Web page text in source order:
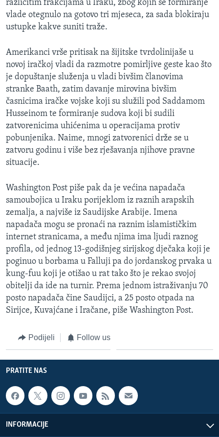
MAGAZIN
O GLASU AMERIKE
Learning English
PRATITE NAS
Jezici
različitim frakcijama u Iraku, zbog kojih se formiranje
vlade otegnulo na gotovo tri mjeseca, za sada blokiraju
ustupke kakve suniti traže.
Amerikanci vrše pritisak na šijitske tvrdolinijaše u
novoj iračkoj vladi da razmotre pomirljive geste kao što
je dopuštanje služenja u vladi bivšim članovima
stranke Baath, zatim davanje mirovina bivšim
časnicima iračke vojske koji su služili pod Saddamom
Husseinom te formiranje sudova koji bi sudili
zatvorenicima uhićenima u operacijama protiv
pobunjenika. Naime, mnogi zatvorenici drže se u
zatvoru godinu i više bez rješavanja njihove pravne
situacije.
Washington Post piše pak da je većina napadača
samoubojica u Iraku porijeklom iz raznih arapskih
zemalja, a najviše iz Saudijske Arabije. Imena
napadača mogu se pronaći na raznim islamističkim
internet stranicama, a među njima ima ljudi raznog
profila, od jednog 13-godišnjeg sirijskog dječaka koji je
poginuo u borbama u Falluji pa do jordanskog prvaka u
kung-fuu koji je otišao u rat tako što je rekao svojoj
obitelji da ide na turnir. Prema jednom istraživanju 70
posto napadača čine Saudijci, a 25 posto otpada na
Sirijce, Kuvajćane i Iračane, piše Washington Post.
Podijeli Follow us
PRATITE NAS
INFORMACIJE